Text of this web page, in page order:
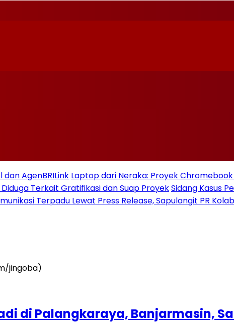
dan AgenBRILink Laptop dari Neraka: Proyek
Terkait Gratifikasi dan Suap ProyekSidang Kasus
Terpadu Lewat Press Release, Sapulangit PR
di Palangkaraya, Banjarmasin,